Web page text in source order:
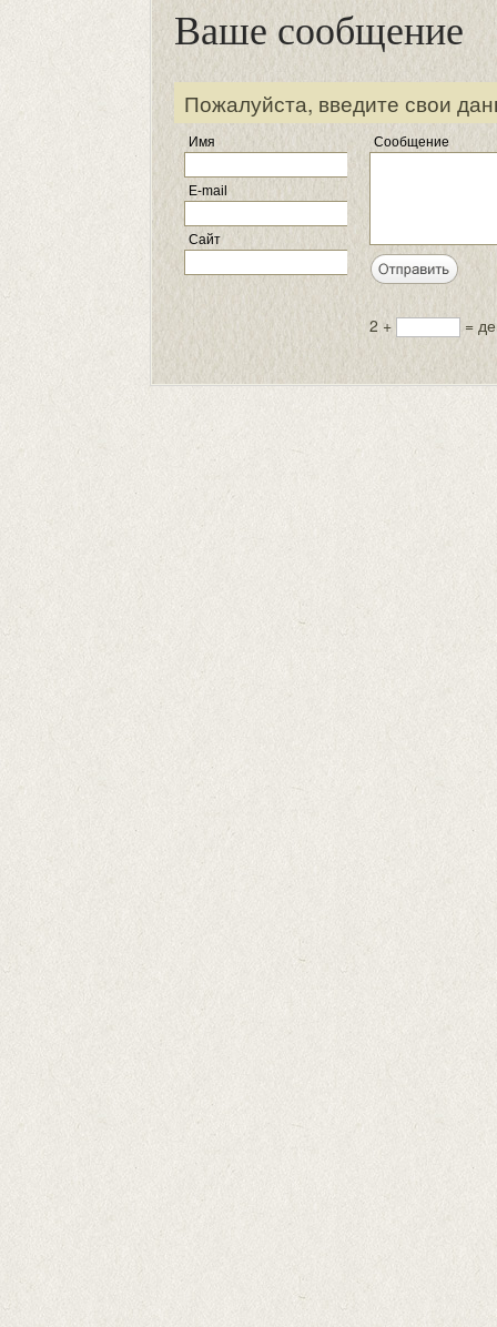
Ваше сообщение
Пожалуйста, введите свои
Имя
E-mail
Сайт
Сообщение
2 + =